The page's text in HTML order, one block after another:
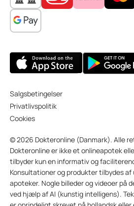
Salgsbetingelser
Privatlivspolitik
Cookies
© 2026 Dokteronline (Danmark). Alle
Dokteronline er ikke et onlineapotek
tilbyder kun en informativ og
Konsultationer og produkter tilbydes
apoteker. Nogle billeder og videoer på
ved hjælp af AI (kunstig intelligens).